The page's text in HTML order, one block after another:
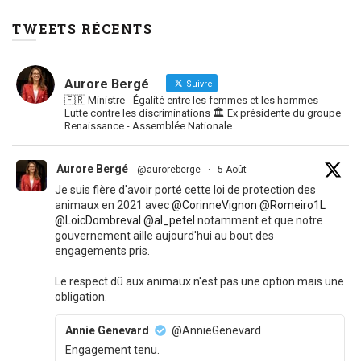
TWEETS RÉCENTS
Aurore Bergé Suivre
🇫🇷 Ministre - Égalité entre les femmes et les hommes -
Lutte contre les discriminations 🏛 Ex présidente du groupe
Renaissance - Assemblée Nationale
Aurore Bergé @auroreberge · 5 Août
Je suis fière d'avoir porté cette loi de protection des
animaux en 2021 avec@CorinneVignon @Romeiro1L
@LoicDombreval @al_petel notamment et que notre
gouvernement aille aujourd'hui au bout des
engagements pris.
Le respect dû aux animaux n'est pas une option mais une
obligation.
Annie Genevard
@AnnieGenevard
Engagement tenu.